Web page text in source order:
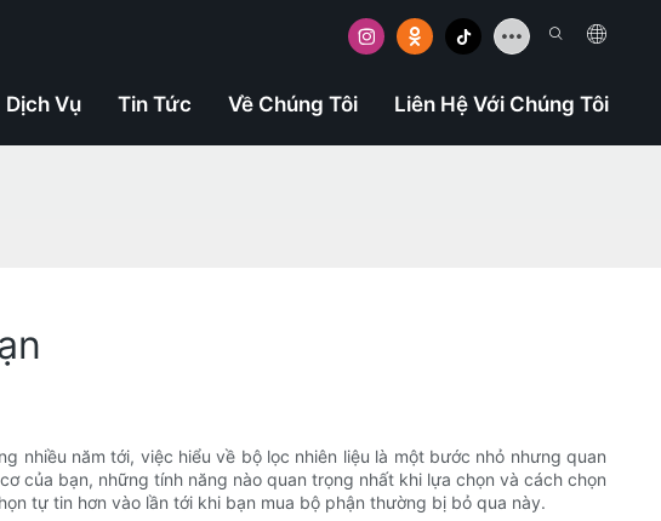
Dịch Vụ Tin Tức Về Chúng Tôi Liên Hệ Với Chúng Tôi
nhiều năm tới, việc hiểu về bộ lọc nhiên liệu là một bước nhỏ nhưng quan
của bạn, những tính năng nào quan trọng nhất khi lựa chọn và cách chọn
tự tin hơn vào lần tới khi bạn mua bộ phận thường bị bỏ qua này.